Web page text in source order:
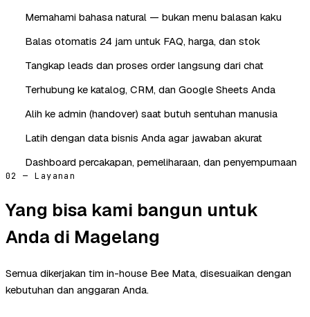
Memahami bahasa natural — bukan menu balasan kaku
Balas otomatis 24 jam untuk FAQ, harga, dan stok
Tangkap leads dan proses order langsung dari chat
Terhubung ke katalog, CRM, dan Google Sheets Anda
Alih ke admin (handover) saat butuh sentuhan manusia
Latih dengan data bisnis Anda agar jawaban akurat
Dashboard percakapan, pemeliharaan, dan penyempurnaan
02 — Layanan
Yang bisa kami bangun untuk
Anda di Magelang
Semua dikerjakan tim in-house Bee Mata, disesuaikan dengan
kebutuhan dan anggaran Anda.